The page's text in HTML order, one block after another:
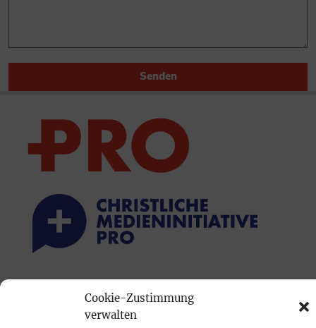
Cookie-Zustimmung
verwalten
Senden
PRINTAUSGABE
Mediadaten